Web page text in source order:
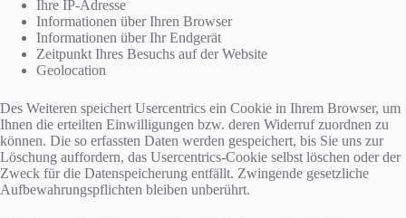
Ihre IP-Adresse
Informationen über Ihren Browser
Informationen über Ihr Endgerät
Zeitpunkt Ihres Besuchs auf der Website
Geolocation
Des Weiteren speichert Usercentrics ein Cookie in Ihrem Browser, um
Ihnen die erteilten Einwilligungen bzw. deren Widerruf zuordnen zu
können. Die so erfassten Daten werden gespeichert, bis Sie uns zur
Löschung auffordern, das Usercentrics-Cookie selbst löschen oder der
Zweck für die Datenspeicherung entfällt. Zwingende gesetzliche
Aufbewahrungspflichten bleiben unberührt.